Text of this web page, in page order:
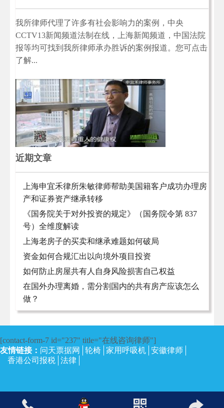
我所律师代理了许多有社会影响力的案例，中央
CCTV13新闻频道法制在线，上海新闻频道，中国法院
报等均可找到我所律师承办胜诉的案例报道。您可点击
了解...
近期文章
上海申宜禾律所朱敏律师帮助美国籍客户成功办理房
产和证券资产继承转移
《国务院关于对外投资的规定》（国务院令第 837
号）全维度解读
上海老房子的买卖和继承难题如何破局
资金如何合规汇出以向境外项目投资
如何防止房屋共有人自身风险损害自己权益
在国外办理离婚，需分割国内的共有房产应该怎么
做？
[contact-form-7 id="237" title="在线咨询律师"]
友情链接： 问天票据网 轮椅 家用呼吸机 安徽律师
香港公司报税 法律
沪ICP备13002673号-4| 上海律师网 2017 | 保留所有权利。